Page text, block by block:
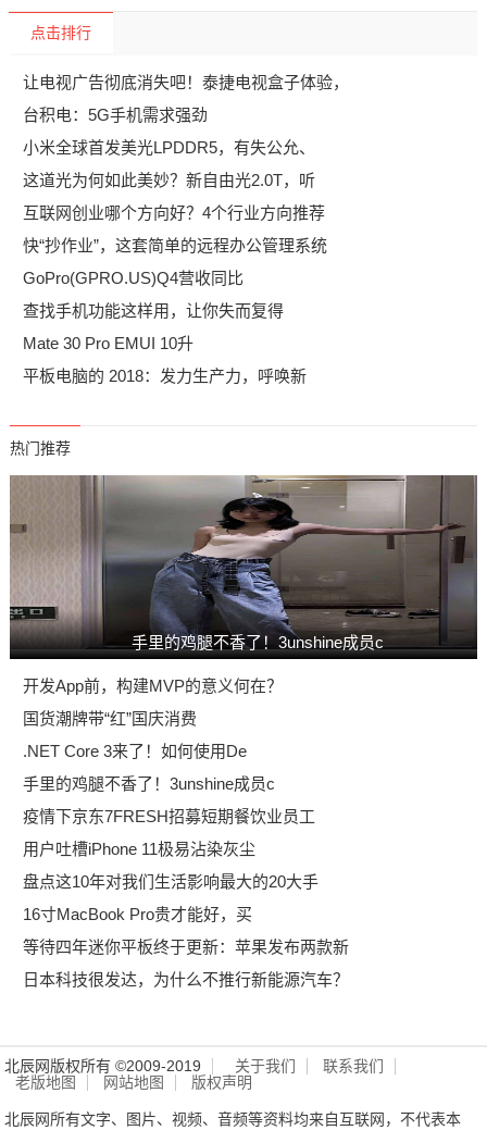
点击排行
让电视广告彻底消失吧！泰捷电视盒子体验，
台积电：5G手机需求强劲
小米全球首发美光LPDDR5，有失公允、
这道光为何如此美妙？新自由光2.0T，听
互联网创业哪个方向好？4个行业方向推荐
快“抄作业”，这套简单的远程办公管理系统
GoPro(GPRO.US)Q4营收同比
查找手机功能这样用，让你失而复得
Mate 30 Pro EMUI 10升
平板电脑的 2018：发力生产力，呼唤新
热门推荐
手里的鸡腿不香了！3unshine成员c
开发App前，构建MVP的意义何在？
国货潮牌带“红”国庆消费
.NET Core 3来了！如何使用De
手里的鸡腿不香了！3unshine成员c
疫情下京东7FRESH招募短期餐饮业员工
用户吐槽iPhone 11极易沾染灰尘
盘点这10年对我们生活影响最大的20大手
16寸MacBook Pro贵才能好，买
等待四年迷你平板终于更新：苹果发布两款新
日本科技很发达，为什么不推行新能源汽车？
北辰网版权所有 ©2009-2019 关于我们
联系我们
老版地图
网站地图 版权声明
北辰网所有文字、图片、视频、音频等资料均来自互联网，不代表本